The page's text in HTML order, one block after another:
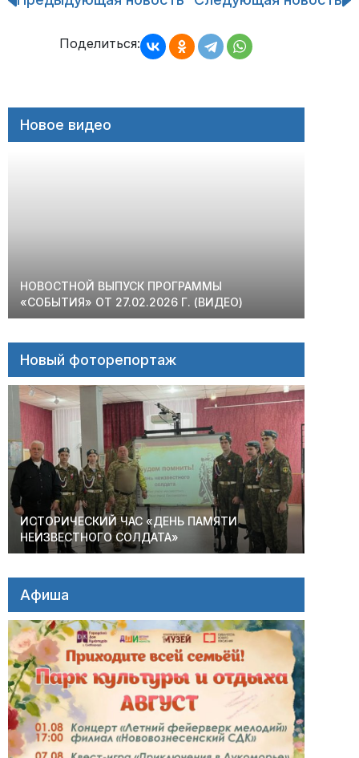
записямПоделиться:
Новое видео
НОВОСТНОЙ ВЫПУСК ПРОГРАММЫ
«СОБЫТИЯ» ОТ 27.02.2026 Г. (ВИДЕО)
Новый фоторепортаж
ИСТОРИЧЕСКИЙ ЧАС «ДЕНЬ ПАМЯТИ
НЕИЗВЕСТНОГО СОЛДАТА»
Афиша